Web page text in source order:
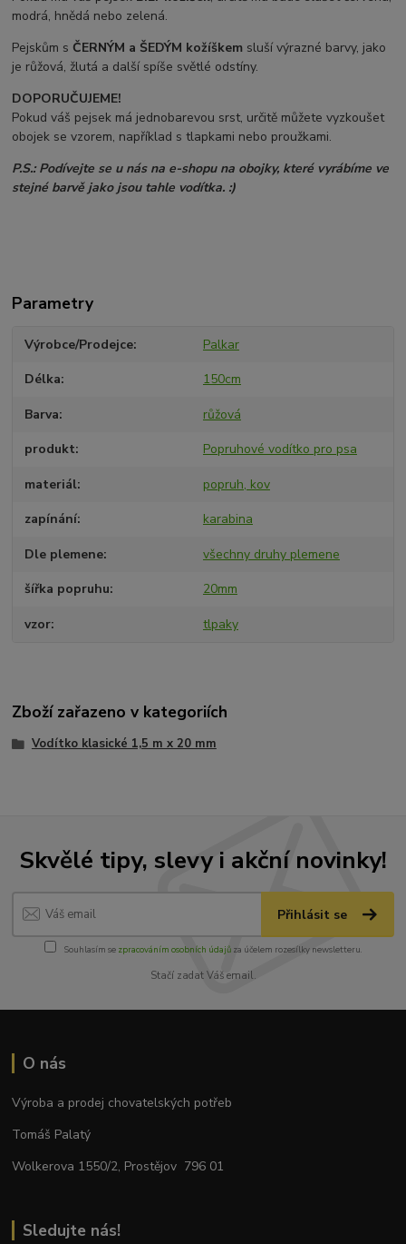
modrá, hnědá nebo zelená.
Pejskům s ČERNÝM a ŠEDÝM kožíškem sluší výrazné barvy, jako
je růžová, žlutá a další spíše světlé odstíny.
DOPORUČUJEME!
Pokud váš pejsek má jednobarevou srst, určitě můžete vyzkoušet
obojek se vzorem, například s tlapkami nebo proužkami.
P.S.: Podívejte se u nás na e-shopu na obojky, které vyrábíme ve
stejné barvě jako jsou tahle vodítka. :)
Parametry
Výrobce/Prodejce Palkar
Délka 150cm
Barva růžová
produkt Popruhové vodítko pro psa
materiál popruh, kov
zapínání karabina
Dle plemene všechny druhy plemene
šířka popruhu 20mm
vzor tlpaky
Zboží zařazeno v kategoriích
Vodítko klasické 1,5 m x 20 mm
Skvělé tipy, slevy i akční novinky!
Přihlásit se
Souhlasím se zpracováním osobních údajůza účelem rozesílky newsletteru.
Stačí zadat Váš email.
O nás
Výroba a prodej chovatelských potřeb
Tomáš Palatý
Wolkerova 1550/2, Prostějov 796 01
Sledujte nás!